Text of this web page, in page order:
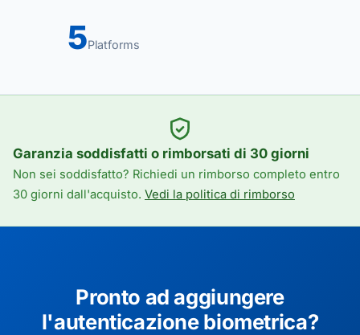
5Platforms
Garanzia soddisfatti o rimborsati di 30 giorni
Non sei soddisfatto? Richiedi un rimborso completo entro
30 giorni dall'acquisto. Vedi la politica di rimborso
Pronto ad aggiungere
l'autenticazione biometrica?